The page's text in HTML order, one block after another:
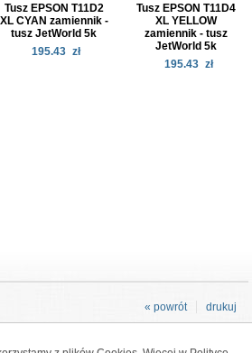
Tusz EPSON T11D2
XL CYAN zamiennik -
tusz JetWorld 5k
195.43 zł
Tusz EPSON T11D4
XL YELLOW
zamiennik - tusz
JetWorld 5k
195.43 zł
drukuj
« powrót